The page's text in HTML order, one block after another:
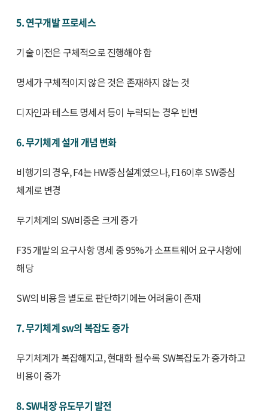
5. 연구개발 프로세스
기술 이전은 구체적으로 진행해야 함
명세가 구체적이지 않은 것은 존재하지 않는 것
디자인과 테스트 명세서 등이 누락되는 경우 빈번
6. 무기체계 설개 개념 변화
비행기의 경우, F4는 HW중심설계였으나, F16이후 SW중심
체계로 변경
무기체계의 SW비중은 크게 증가
F35 개발의 요구사항 명세 중 95%가 소프트웨어 요구사항에
해당
SW의 비용을 별도로 판단하기에는 어려움이 존재
7. 무기체계 sw의 복잡도 증가
무기체계가 복잡해지고, 현대화 될수록 SW복잡도가 증가하고
비용이 증가
8. SW내장 유도무기 발전